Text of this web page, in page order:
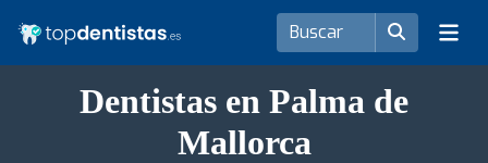
Dentistas en Palma de
Mallorca